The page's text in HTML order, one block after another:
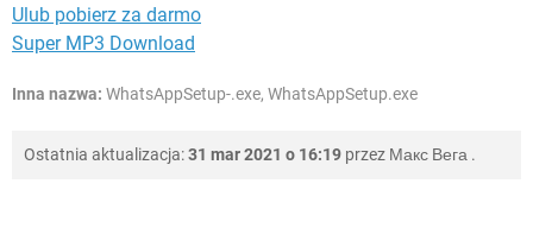
Ulub pobierz za darmo
Super MP3 Download
Inna nazwa: WhatsAppSetup-.exe, WhatsAppSetup.exe
Ostatnia aktualizacja:31 mar 2021 o 16:19 przez Макс Вега .